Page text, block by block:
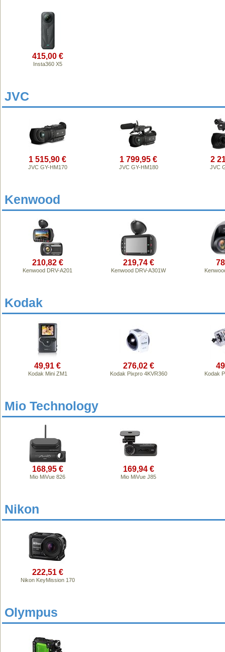
415,00 €
Insta360 X5
JVC
1 515,90 €
JVC GY-HM170
1 799,95 €
JVC GY-HM180
2
JVC
Kenwood
210,82 €
Kenwood DRV-A201
219,74 €
Kenwood DRV-A301W
Kodak
49,91 €
Kodak Mini ZM1
276,02 €
Kodak Pixpro 4KVR360 Kodak
Mio Technology
168,95 €
Mio MiVue 826
169,94 €
Mio MiVue J85
Nikon
222,51 €
Nikon KeyMission 170
Olympus